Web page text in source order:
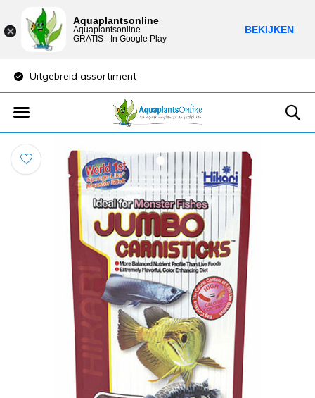
Uitgebreid assortiment
Aquaplantsonline
Aquaplantsonline
GRATIS - In Google Play
BEKIJKEN